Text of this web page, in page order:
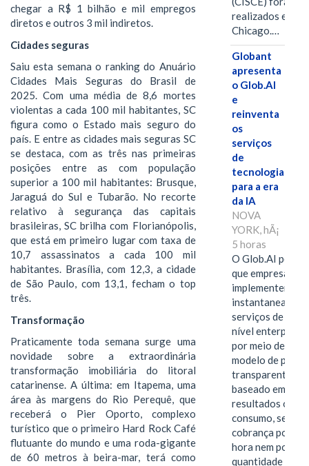
chegar a R$ 1 bilhão e mil empregos
diretos e outros 3 mil indiretos.
Cidades seguras
Saiu esta semana o ranking do Anuário
Cidades Mais Seguras do Brasil de
2025. Com uma média de 8,6 mortes
violentas a cada 100 mil habitantes, SC
figura como o Estado mais seguro do
país. E entre as cidades mais seguras SC
se destaca, com as três nas primeiras
posições entre as com população
superior a 100 mil habitantes: Brusque,
Jaraguá do Sul e Tubarão. No recorte
relativo à segurança das capitais
brasileiras, SC brilha com Florianópolis,
que está em primeiro lugar com taxa de
10,7 assassinatos a cada 100 mil
habitantes. Brasília, com 12,3, a cidade
de São Paulo, com 13,1, fecham o top
três.
Transformação
Praticamente toda semana surge uma
novidade sobre a extraordinária
transformação imobiliária do litoral
catarinense. A última: em Itapema, uma
área às margens do Rio Perequê, que
receberá o Pier Oporto, complexo
turístico que o primeiro Hard Rock Café
flutuante do mundo e uma roda-gigante
de 60 metros à beira-mar, terá como
realizados em
Chicago.…
Globant
apresenta
o Glob.AI
e
reinventa
os
serviços
de
tecnologia
para a era
da IA
NOVA
YORK, hÃ¡
5 horas
O Glob.AI
que empresas
implementem
serviços de IA de
nível enterprise
por meio de um
modelo de
transparente,
baseado em
resultados ou
consumo, sem
cobrança por
hora nem por
quantidade de…